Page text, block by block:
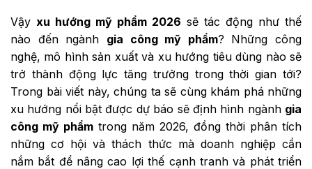
Vậy xu hướng mỹ phẩm 2026 sẽ tác động như thế
nào đến ngành gia công mỹ phẩm? Những công
nghệ, mô hình sản xuất và xu hướng tiêu dùng nào sẽ
trở thành động lực tăng trưởng trong thời gian tới?
Trong bài viết này, chúng ta sẽ cùng khám phá những
xu hướng nổi bật được dự báo sẽ định hình ngành gia
công mỹ phẩm trong năm 2026, đồng thời phân tích
những cơ hội và thách thức mà doanh nghiệp cần
nắm bắt để nâng cao lợi thế cạnh tranh và phát triển